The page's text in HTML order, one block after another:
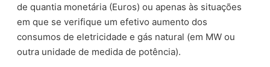
de quantia monetária (Euros) ou apenas às situações
em que se verifique um efetivo aumento dos
consumos de eletricidade e gás natural (em MW ou
outra unidade de medida de potência).